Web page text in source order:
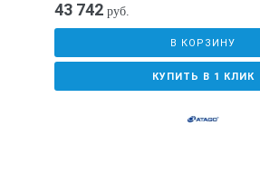
43 742 руб.
В КОРЗИНУ
КУПИТЬ В 1 КЛИК